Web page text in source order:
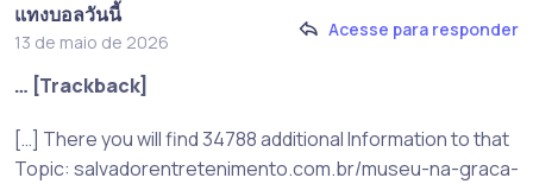
แทงบอลวันนี้
13 de maio de 2026
Acesse para responder
… [Trackback]
[…] There you will find 34788 additional Information to that
Topic: salvadorentretenimento.com.br/museu-na-graca-